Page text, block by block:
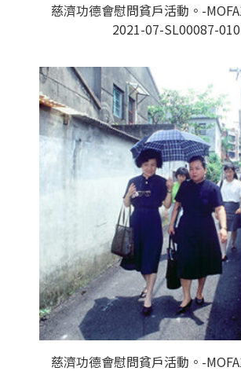
慈濟功德會慰問貧戶活動。-
2021-07-SL00087-010
慈濟功德會慰問貧戶活動。-